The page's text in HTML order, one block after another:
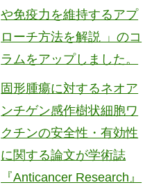
や免疫力を維持するアプ
ローチ方法を解説 」のコ
ラムをアップしました。
固形腫瘍に対するネオア
ンチゲン感作樹状細胞ワ
クチンの安全性・有効性
に関する論文が学術誌
『Anticancer Research』